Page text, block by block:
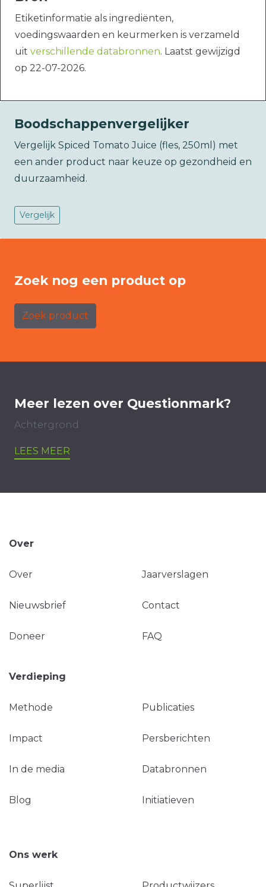
Etiketinformatie als ingrediënten,
voedingswaarden en keurmerken is verzameld
uit verschillende databronnen. Laatst gewijzigd
op 22-07-2026.
Boodschappenvergelijker
Vergelijk Spiced Tomato Juice (fles, 250ml) met
een ander product naar keuze op gezondheid en
duurzaamheid.
Vergelijk
Zoek nog een product op
Zoek product
Meer lezen over Questionmark?
Achtergrond
LEES MEER
Over
Over Jaarverslagen
Nieuwsbrief Contact
Doneer FAQ
Verdieping
Methode Publicaties
Impact Persberichten
In de media Databronnen
Blog Initiatieven
Ons werk